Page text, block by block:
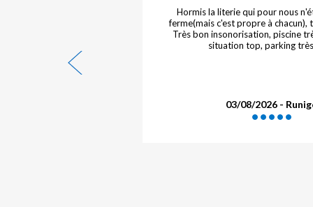
Hormis la literie qui pour nous
ferme(mais c'est propre à chacun),
Très bon insonorisation, piscine
situation top, parking
03/08/2026 -